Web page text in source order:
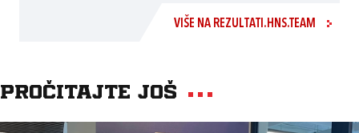
VIŠE NA REZULTATI.HNS.TEAM
Pročitajte još